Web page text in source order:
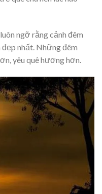
ngỡ rằng cảnh đêm
nhất. Những đêm
yêu quê hương hơn.